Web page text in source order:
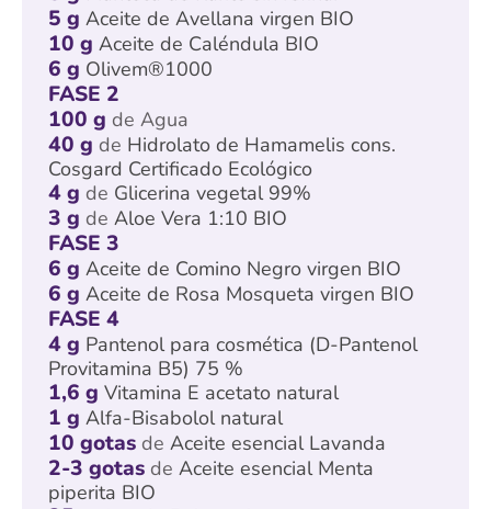
5 g Aceite de Avellana virgen BIO
10 g Aceite de Caléndula BIO
6 g Olivem®1000
FASE 2
100 g de Agua
40 g de Hidrolato de Hamamelis cons.
Cosgard Certificado Ecológico
4 g de Glicerina vegetal 99%
3 g de Aloe Vera 1:10 BIO
FASE 3
6 g Aceite de Comino Negro virgen BIO
6 g Aceite de Rosa Mosqueta virgen BIO
FASE 4
4 g Pantenol para cosmética (D-Pantenol
Provitamina B5) 75 %
1,6 g Vitamina E acetato natural
1 g Alfa-Bisabolol natural
10 gotas de Aceite esencial Lavanda
2-3 gotas de Aceite esencial Menta
piperita BIO